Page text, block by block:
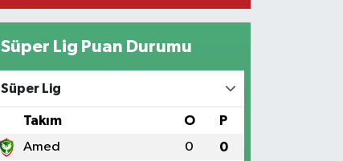
Süper Lig Puan Durumu
Süper Lig
Takım O P
Amed 0 0